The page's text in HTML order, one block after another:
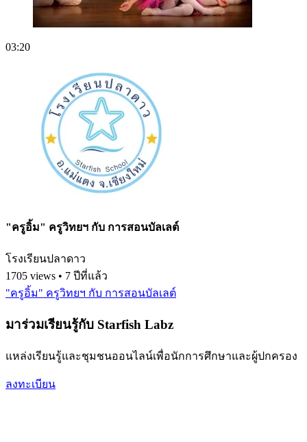
03:20
"ครูอิ้ม" ครูวิทยฯ กับ การสอนบัลเลต์
โรงเรียนปลาดาว
1705 views • 7 ปีที่แล้ว
"ครูอิ้ม" ครูวิทยฯ กับ การสอนบัลเลต์
มาร่วมเรียนรู้กับ Starfish Labz
แหล่งเรียนรู้และชุมชนออนไลน์เพื่อนักการศึกษาและผู้ปกครอง
ลงทะเบียน